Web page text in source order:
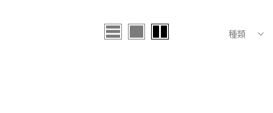
種類